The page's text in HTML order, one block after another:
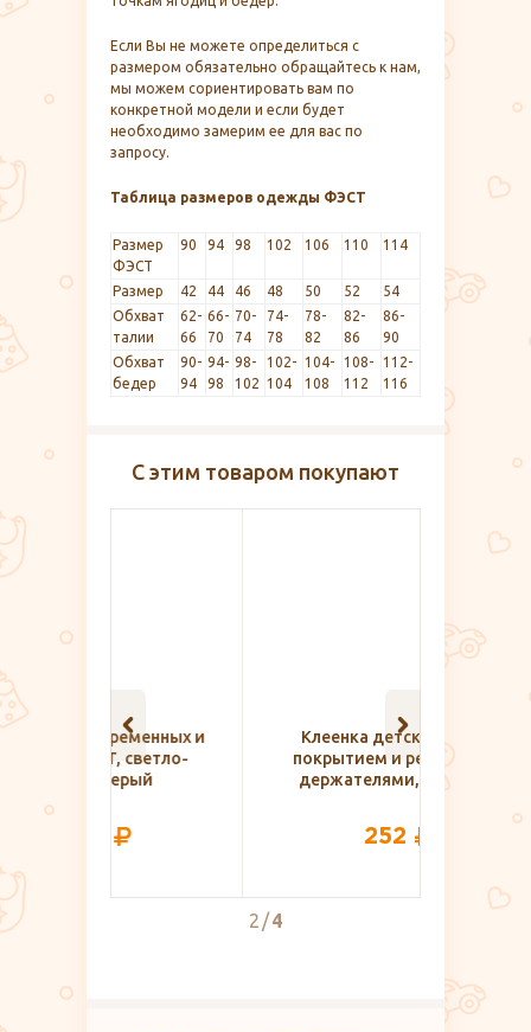
Если Вы не можете определиться с
размером обязательно обращайтесь к нам,
мы можем сориентировать вам по
конкретной модели и если будет
необходимо замерим ее для вас по
запросу.
Таблица размеров одежды ФЭСТ
Размер
ФЭСТ
90 94 98 102 106 110 114
Размер 42 44 46 48 50 52
54
Обхват
талии
62-
66
66-
70
70-
74
74-
78
78-
82
82-
86
86-
90
Обхват
бедер
90-
94
94-
98
98-
102
102-
104
104-
108
108-
112
112-
116
С этим товаром покупают
Клеенка детская с ПВХ-
покрытием и резинками-
держателями, Roxy Kids
2 4